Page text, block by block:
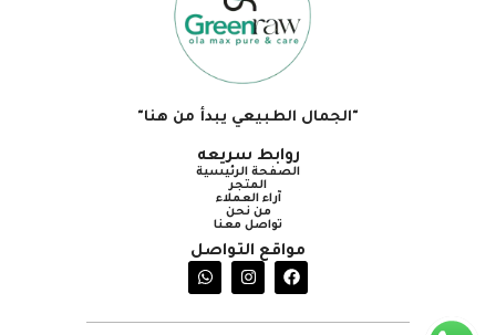
"الجمال الطبيعي يبدأ من هنا"
روابط سريعه
الصفحة الرئيسية
المتجر
آراء العملاء
من نحن
تواصل معنا
مواقع التواصل